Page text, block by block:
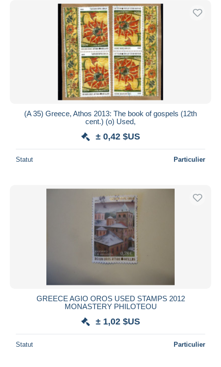
(A 35) Greece, Athos 2013: The book of gospels (12th
cent.) (o) Used,
± 0,42 $US
Statut Particulier
GREECE AGIO OROS USED STAMPS 2012
MONASTERY PHILOTEOU
± 1,02 $US
Statut Particulier